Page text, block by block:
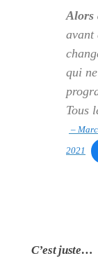
Alors
avant
qui
Tous
–
2021
C’est juste…